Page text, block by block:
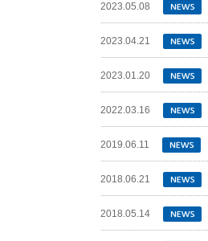
2023.05.08
2023.04.21
2023.01.20
2022.03.16
2019.06.11
2018.06.21
2018.05.14